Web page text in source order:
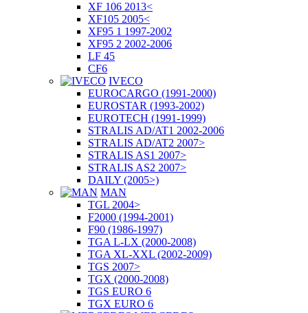
XF 106 2013<
XF105 2005<
XF95 1 1997-2002
XF95 2 2002-2006
LF 45
CF6
IVECO
EUROCARGO (1991-2000)
EUROSTAR (1993-2002)
EUROTECH (1991-1999)
STRALIS AD/AT1 2002-2006
STRALIS AD/AT2 2007>
STRALIS AS1 2007>
STRALIS AS2 2007>
DAILY (2005>)
MAN
TGL 2004>
F2000 (1994-2001)
F90 (1986-1997)
TGA L-LX (2000-2008)
TGA XL-XXL (2002-2009)
TGS 2007>
TGX (2000-2008)
TGS EURO 6
TGX EURO 6